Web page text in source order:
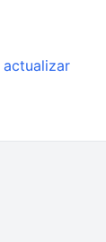
actualizar